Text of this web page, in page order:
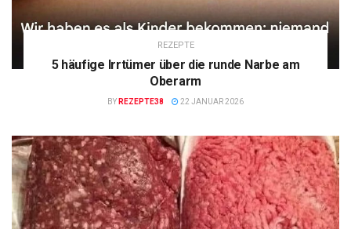
REZEPTE
5 häufige Irrtümer über die runde Narbe am
Oberarm
BY REZEPTE38 22 JANUAR 2026